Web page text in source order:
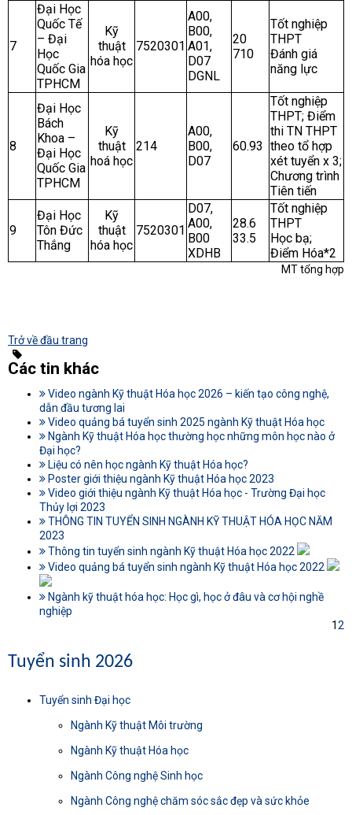
7
Đại Học
Quốc Tế
– Đại
Học
Quốc Gia
TPHCM
Kỹ
thuật
hóa học
7520301
A00,
B00,
A01,
D07
DGNL
20
710
Tốt nghiệp
THPT
Đánh giá
năng lực
8
Đại Học
Bách
Khoa –
Đại Học
Quốc Gia
TPHCM
Kỹ
thuật
hoá học
214
A00,
B00,
D07
60.93
Tốt nghiệp
THPT; Điểm
thi TN THPT
theo tổ hợp
xét tuyển x 3;
Chương trình
Tiên tiến
9
Đại Học
Tôn Đức
Thắng
Kỹ
thuật
hóa học
7520301
D07,
A00,
B00
XDHB
28.6
33.5
Tốt nghiệp
THPT
Học bạ;
Điểm Hóa*2
MT tổng hợp
Trở về đầu trang
Các tin khác
Video ngành Kỹ thuật Hóa học 2026 – kiến tạo công nghệ,
dẫn đầu tương lai
Video quảng bá tuyển sinh 2025 ngành Kỹ thuật Hóa học
Ngành Kỹ thuật Hóa học thường học những môn học nào ở
Đại học?
Liệu có nên học ngành Kỹ thuật Hóa học?
Poster giới thiệu ngành Kỹ thuật Hóa học 2023
Video giới thiệu ngành Kỹ thuật Hóa học - Trường Đại học
Thủy lợi 2023
THÔNG TIN TUYỂN SINH NGÀNH KỸ THUẬT HÓA HỌC NĂM
2023
Thông tin tuyển sinh ngành Kỹ thuật Hóa học 2022
Video quảng bá tuyển sinh ngành Kỹ thuật Hóa học 2022
Ngành kỹ thuật hóa học: Học gì, học ở đâu và cơ hội nghề
nghiệp
12
Tuyển sinh 2026
Tuyển sinh Đại học
Ngành Kỹ thuật Môi trường
Ngành Kỹ thuật Hóa học
Ngành Công nghệ Sinh học
Ngành Công nghệ chăm sóc sắc đẹp và sức khỏe